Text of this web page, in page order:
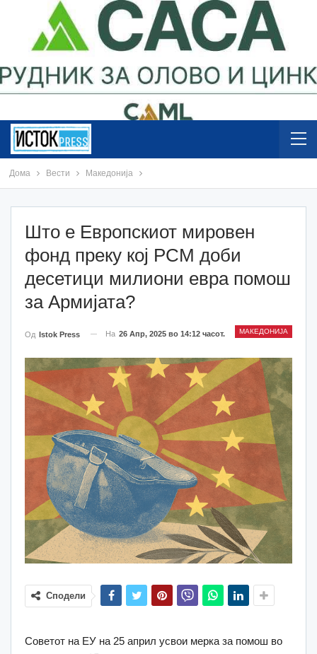
Дома Вести Македонија
Што е Европскиот мировен
фонд преку кој РСМ доби
десетици милиони евра помош
за Армијата?
МАКЕДОНИЈА
Од Istok Press На 26 Апр, 2025 во 14:12 часот.
Сподели
Советот на ЕУ на 25 април усвои мерка за помош во